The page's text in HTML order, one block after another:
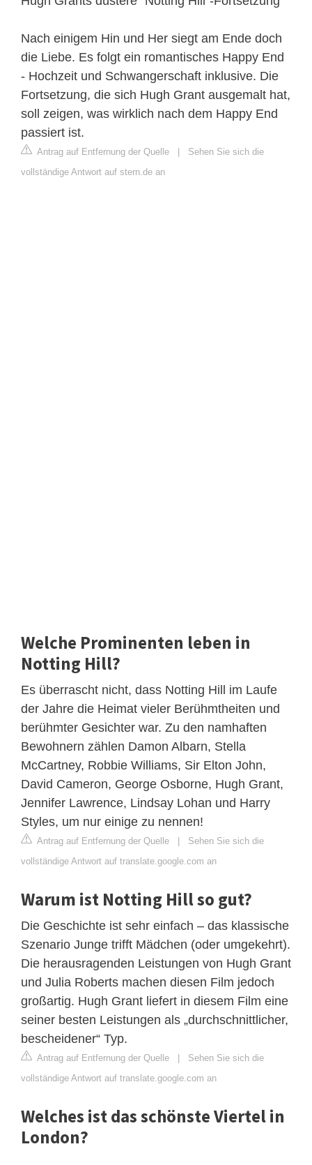
Nach einigem Hin und Her siegt am Ende doch
die Liebe. Es folgt ein romantisches Happy End
- Hochzeit und Schwangerschaft inklusive. Die
Fortsetzung, die sich Hugh Grant ausgemalt hat,
soll zeigen, was wirklich nach dem Happy End
passiert ist.
Antrag auf Entfernung der Quelle | Sehen Sie sich die
vollständige Antwort auf stern.de an
Welche Prominenten leben in
Notting Hill?
Es überrascht nicht, dass Notting Hill im Laufe
der Jahre die Heimat vieler Berühmtheiten und
berühmter Gesichter war. Zu den namhaften
Bewohnern zählen Damon Albarn, Stella
McCartney, Robbie Williams, Sir Elton John,
David Cameron, George Osborne, Hugh Grant,
Jennifer Lawrence, Lindsay Lohan und Harry
Styles, um nur einige zu nennen!
Antrag auf Entfernung der Quelle | Sehen Sie sich die
vollständige Antwort auf translate.google.com an
Warum ist Notting Hill so gut?
Die Geschichte ist sehr einfach – das klassische
Szenario Junge trifft Mädchen (oder umgekehrt).
Die herausragenden Leistungen von Hugh Grant
und Julia Roberts machen diesen Film jedoch
großartig. Hugh Grant liefert in diesem Film eine
seiner besten Leistungen als „durchschnittlicher,
bescheidener“ Typ.
Antrag auf Entfernung der Quelle | Sehen Sie sich die
vollständige Antwort auf translate.google.com an
Welches ist das schönste Viertel in
London?